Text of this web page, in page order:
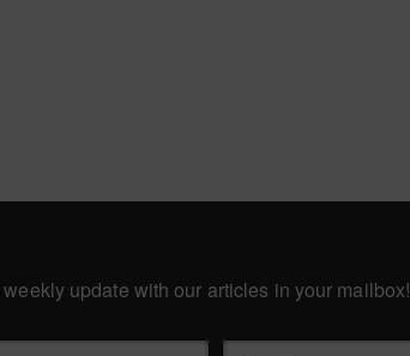
update with our articles in your mailbox!